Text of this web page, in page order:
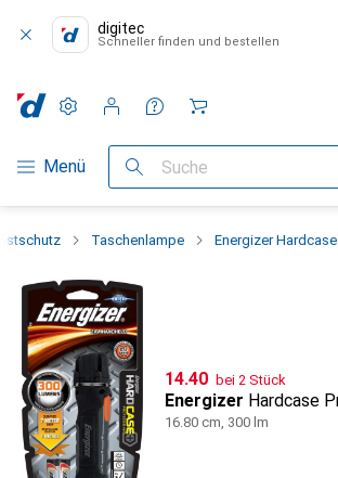
digitec
Schneller finden und bestellen
Navigation nach Kategorien
Menü Suche
Einstellungen
Kundenkonto
Vergleichslisten
Merklisten
Warenkorb
Taschenlampe Energizer
CHF
14.40 bei 2 Stück
Energizer Hardcase
16.80 cm, 300 lm